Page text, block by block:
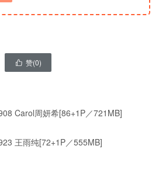
 赞(0)
Carol周妍希[86+1P／721MB]
王雨纯[72+1P／555MB]